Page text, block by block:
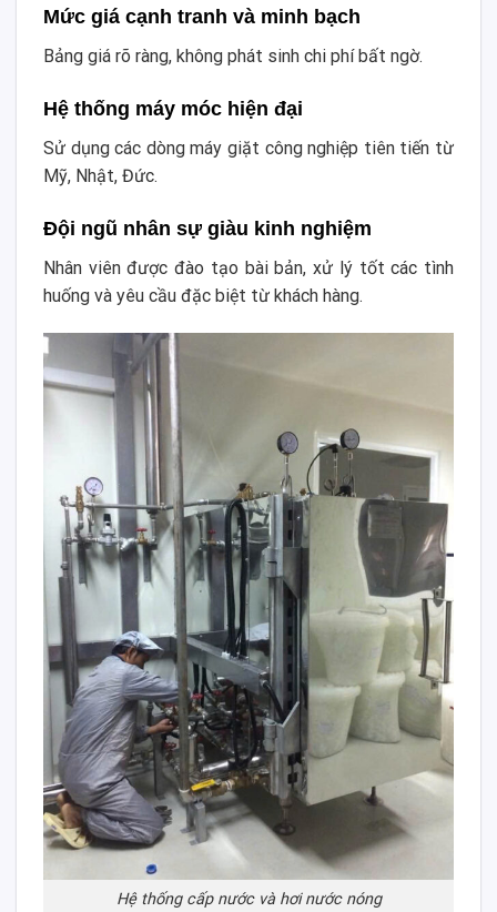
Mức giá cạnh tranh và minh bạch
Bảng giá rõ ràng, không phát sinh chi phí bất ngờ.
Hệ thống máy móc hiện đại
Sử dụng các dòng máy giặt công nghiệp tiên tiến từ
Mỹ, Nhật, Đức.
Đội ngũ nhân sự giàu kinh nghiệm
Nhân viên được đào tạo bài bản, xử lý tốt các tình
huống và yêu cầu đặc biệt từ khách hàng.
Hệ thống cấp nước và hơi nước nóng